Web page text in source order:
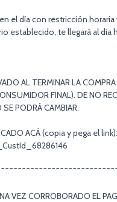
en el día con restricción
establecido, te llegará al día
AL TERMINAR LA
FINAL). DE NO
PODRÁ CAMBIAR.
ACÁ (copia y pega el link):
VEZ CORROBORADO EL